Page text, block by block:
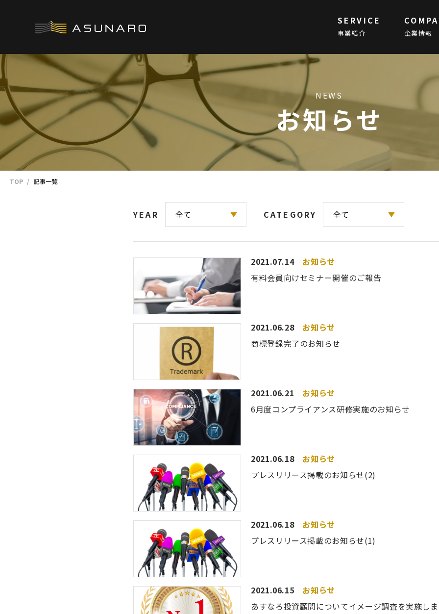
SERVICE
事業紹介 企業情報
NEWS
お知らせ
TOP 記事一覧
YEAR CATEGORY
2021.07.14
お知らせ
有料会員向けセミナー開催のご報告
2021.06.28
お知らせ
商標登録完了のお知らせ
2021.06.21
お知らせ
6月度コンプライアンス研修実施のお知らせ
2021.06.18
お知らせ
プレスリリース掲載のお知らせ(2)
2021.06.18
お知らせ
プレスリリース掲載のお知らせ(1)
2021.06.15
お知らせ
あすなろ投資顧問についてイメージ調査を実施し